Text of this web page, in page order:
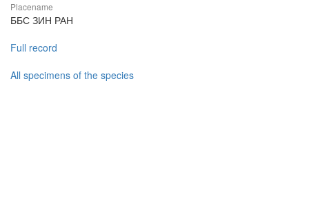
Placename
ББС ЗИН РАН
Full record
All specimens of the species